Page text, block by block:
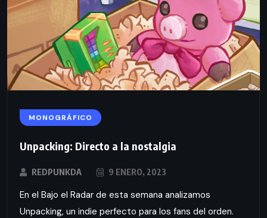
MONOGRÁFICO
Unpacking: Directo a la nostalgia
REDPUNKDA 9 ENERO, 2023
En el Bajo el Radar de esta semana analizamos
Unpacking, un indie perfecto para los fans del orden.